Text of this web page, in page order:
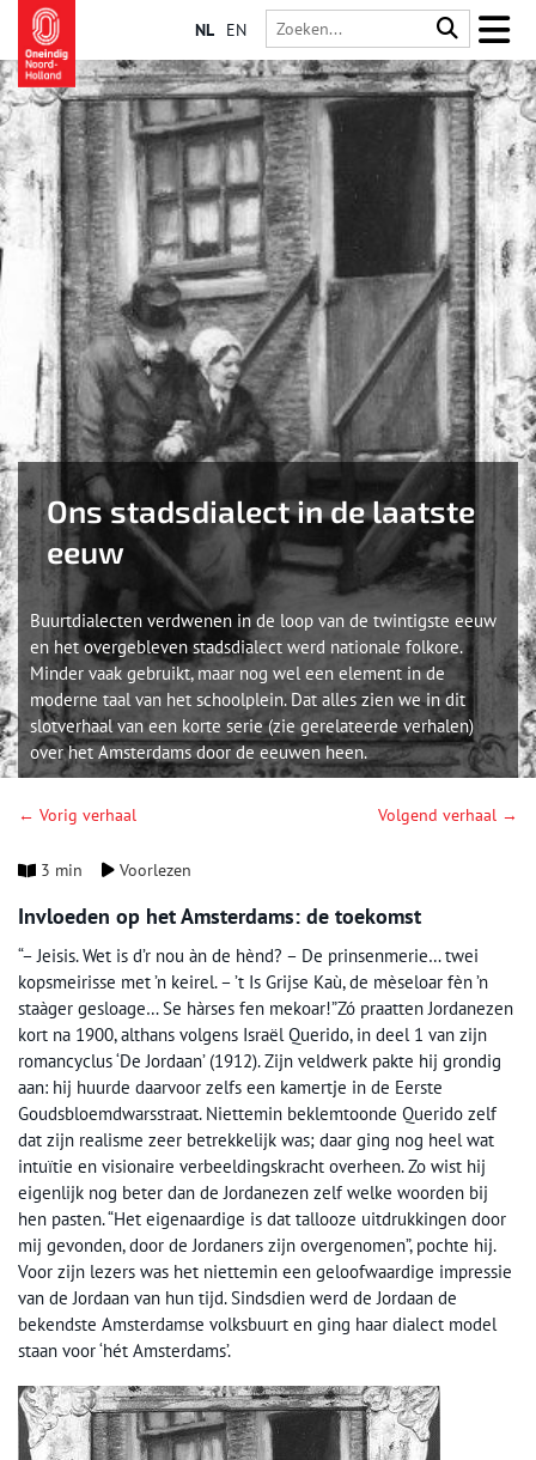
NL EN
Ons stadsdialect in de laatste
eeuw
Buurtdialecten verdwenen in de loop van de twintigste eeuw
en het overgebleven stadsdialect werd nationale folkore.
Minder vaak gebruikt, maar nog wel een element in de
moderne taal van het schoolplein. Dat alles zien we in dit
slotverhaal van een korte serie (zie gerelateerde verhalen)
over het Amsterdams door de eeuwen heen.
← Vorig verhaal Volgend verhaal →
3 min Voorlezen
Invloeden op het Amsterdams: de toekomst
“– Jeisis. Wet is d’r nou àn de hènd? – De prinsenmerie… twei
kopsmeirisse met ’n keirel. – ’t Is Grijse Kaù, de mèseloar fèn ’n
staàger gesloage… Se hàrses fen mekoar!”Zó praatten Jordanezen
kort na 1900, althans volgens Israël Querido, in deel 1 van zijn
romancyclus ‘De Jordaan’ (1912). Zijn veldwerk pakte hij grondig
aan: hij huurde daarvoor zelfs een kamertje in de Eerste
Goudsbloemdwarsstraat. Niettemin beklemtoonde Querido zelf
dat zijn realisme zeer betrekkelijk was; daar ging nog heel wat
intuïtie en visionaire verbeeldingskracht overheen. Zo wist hij
eigenlijk nog beter dan de Jordanezen zelf welke woorden bij
hen pasten. “Het eigenaardige is dat tallooze uitdrukkingen door
mij gevonden, door de Jordaners zijn overgenomen”, pochte hij.
Voor zijn lezers was het niettemin een geloofwaardige impressie
van de Jordaan van hun tijd. Sindsdien werd de Jordaan de
bekendste Amsterdamse volksbuurt en ging haar dialect model
staan voor ‘hét Amsterdams’.